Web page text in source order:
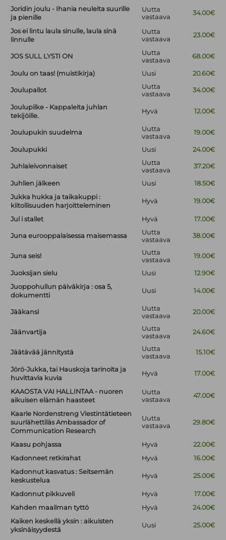
Joridin joulu - Ihania neuleita suurille
ja pienille
Uutta
vastaava
34.00€
Jos ei lintu laula sinulle, laula sinä
linnulle
Uutta
vastaava
23.00€
JOS SULL LYSTI ON
Uutta
vastaava
68.00€
Joulu on taas! (muistikirja) Uusi 20.60€
Joulupallot
Uutta
vastaava
34.00€
Joulupilke - Kappaleita juhlan
tekijöille.
Hyvä 12.00€
Joulupukin suudelma
Uutta
vastaava
19.00€
Joulupukki Uusi 24.00€
Juhlaleivonnaiset
Uutta
vastaava
37.20€
Juhlien jälkeen Uusi
18.50€
Jukka hukka ja taikakuppi :
kiitollisuuden harjoitteleminen
Hyvä 19.00€
Jul i stallet Hyvä 17.00€
Juna eurooppalaisessa maisemassa
Uutta
vastaava
38.00€
Juna seis!
Uutta
vastaava
19.00€
Juoksijan sielu Uusi
12.90€
Juoppohullun päiväkirja : osa 5,
dokumentti
Uusi 14.00€
Jääkansi
Uutta
vastaava
20.00€
Jäänvartija
Uutta
vastaava
24.60€
Jäätävää jännitystä
Uutta
vastaava
15.10€
Jörö-Jukka, tai Hauskoja tarinoita ja
huvittavia kuvia
Hyvä 17.00€
KAAOSTA VAI HALLINTAA - nuoren
aikuisen elämän haasteet
Uutta
vastaava
47.00€
Kaarle Nordenstreng Viestintätieteen
suurlähettiläs Ambassador of
Communication Research
Uutta
vastaava
29.80€
Kaasu pohjassa Hyvä
22.00€
Kadonneet retkirahat
Hyvä
16.00€
Kadonnut kasvatus : Seitsemän
keskustelua
Hyvä 25.00€
Kadonnut pikkuveli Hyvä
17.00€
Kahden maailman tyttö
Hyvä
24.00€
Kaiken keskellä yksin : aikuisten
yksinäisyydestä
Uusi 25.00€